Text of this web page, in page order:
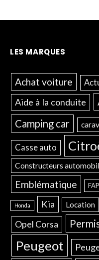
LES MARQUES
Achat voiture
Aide à la conduite
Camping car
Casse auto
Constructeurs
Emblématique FAP
Honda Kia Location
Opel Corsa
Peugeot